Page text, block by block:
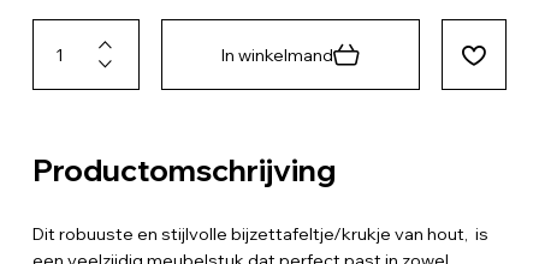
In winkelmand
Productomschrijving
Dit robuuste en stijlvolle bijzettafeltje/krukje van hout, is